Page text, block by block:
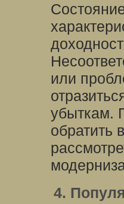
или
убыткам.
обратить
4.